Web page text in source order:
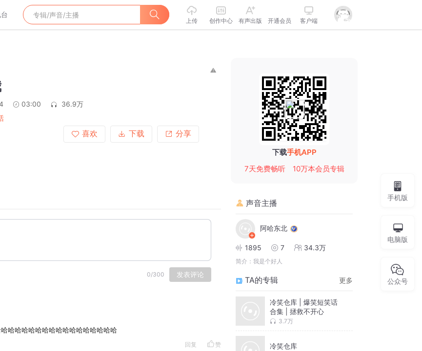
上传 创作中心 有声出版 开通会员 客户端
03:00
36.9万
喜欢
下载 分享
0/300 发表评论
哈哈哈哈哈哈哈哈哈哈哈哈哈哈哈哈
回复 赞
下载手机APP
7天免费畅听
10万本会员专辑
声音主播
阿哈东北
1895 7 34.3万
简介： 我是个好人
TA的专辑 更多
冷笑仓库 | 爆笑短笑话
合集 | 拯救不开心
3.7万
冷笑仓库
手机版
电脑版
公众号